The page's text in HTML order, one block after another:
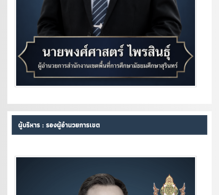
ผู้บริหาร : รองผู้อำนวยการเขต